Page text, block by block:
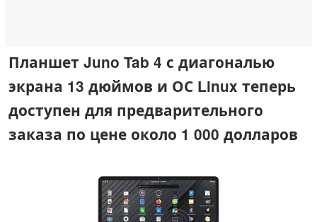
Планшет Juno Tab 4 с диагональю
экрана 13 дюймов и ОС Linux теперь
доступен для предварительного
заказа по цене около 1 000 долларов